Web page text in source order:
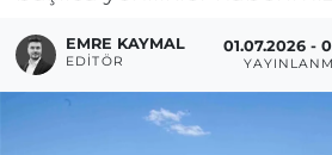
EMRE KAYMAL
EDITÖR
01.07.2026 -